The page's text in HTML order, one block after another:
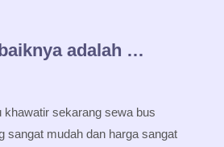
adalah …
khawatir sekarang sewa bus
sangat mudah dan harga sangat